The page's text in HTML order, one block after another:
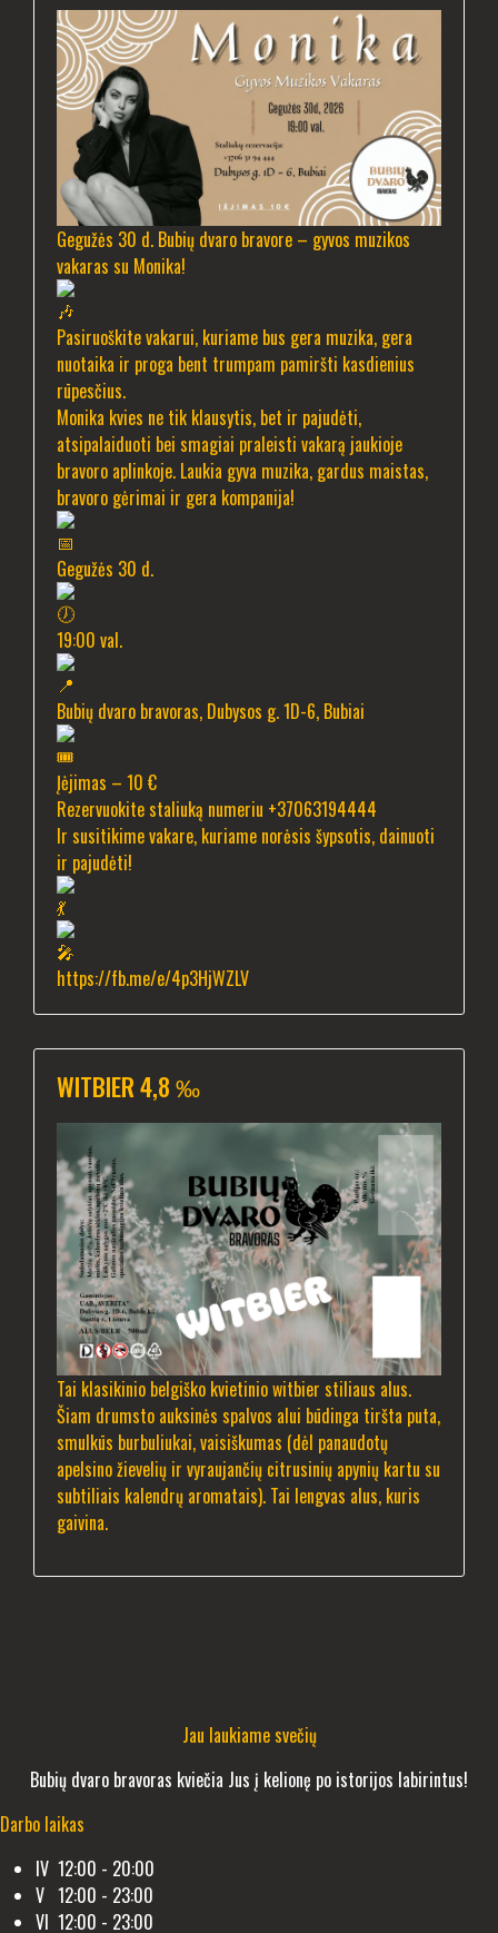
Gegužės 30 d. Bubių dvaro bravore – gyvos muzikos
vakaras su Monika!
Pasiruoškite vakarui, kuriame bus gera muzika, gera
nuotaika ir proga bent trumpam pamiršti kasdienius
rūpesčius.
Monika kvies ne tik klausytis, bet ir pajudėti,
atsipalaiduoti bei smagiai praleisti vakarą jaukioje
bravoro aplinkoje. Laukia gyva muzika, gardus maistas,
bravoro gėrimai ir gera kompanija!
Gegužės 30 d.
19:00 val.
Bubių dvaro bravoras, Dubysos g. 1D-6, Bubiai
Įėjimas – 10 €
Rezervuokite staliuką numeriu +37063194444
Ir susitikime vakare, kuriame norėsis šypsotis, dainuoti
ir pajudėti!
https://fb.me/e/4p3HjWZLV
WITBIER 4,8 ‰
Tai klasikinio belgiško kvietinio witbier stiliaus alus.
Šiam drumsto auksinės spalvos alui būdinga tiršta puta,
smulkūs burbuliukai, vaisiškumas (dėl panaudotų
apelsino žievelių ir vyraujančių citrusinių apynių kartu su
subtiliais kalendrų aromatais). Tai lengvas alus, kuris
gaivina.
Jau laukiame svečių
Bubių dvaro bravoras kviečia Jus į kelionę po istorijos labirintus!
Darbo laikas
IV 12:00 - 20:00
V 12:00 - 23:00
VI 12:00 - 23:00